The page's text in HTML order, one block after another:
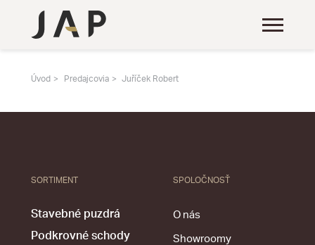
Úvod Predajcovia Juříček Robert
SORTIMENT
Stavebné puzdrá
Podkrovné schody
SPOLOČNOSŤ
O nás
Showroomy